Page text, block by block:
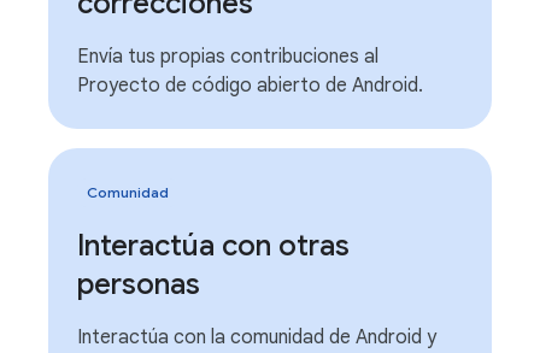
Envía tus propias contribuciones al
Proyecto de código abierto de Android.
Comunidad
Interactúa con otras
personas
Interactúa con la comunidad de Android y